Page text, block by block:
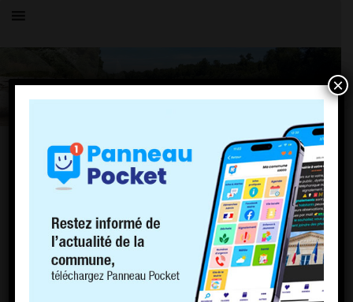
OK
Vous parcourez actuellement les archives du blogMairie de Charnoz
pour janvier 2021.
PAGES
PLU
×